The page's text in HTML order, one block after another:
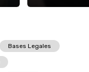
Bases Legales